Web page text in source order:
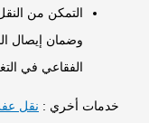
التمكن من النقل
وضمان إيصال
الفقاعي في
خدمات أخري : نقل عفش